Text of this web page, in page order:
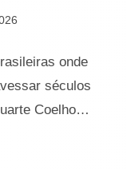
onde
séculos
Coelho…